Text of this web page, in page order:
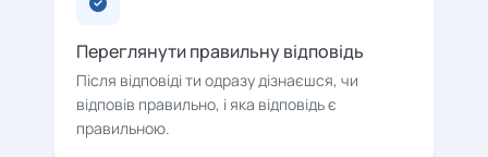
Переглянути правильну відповідь
Після відповіді ти одразу дізнаєшся, чи
відповів правильно, і яка відповідь є
правильною.